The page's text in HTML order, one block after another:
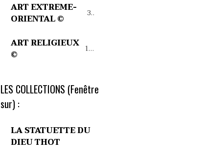
ART EXTREME-
ORIENTAL ©
32
ART RELIGIEUX
©
15
LES COLLECTIONS (Fenêtre
sur) :
LA STATUETTE DU
DIEU THOT